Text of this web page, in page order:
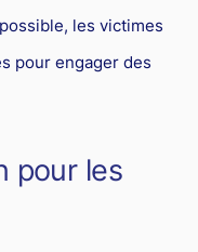
les victimes
pour engager des
pour les